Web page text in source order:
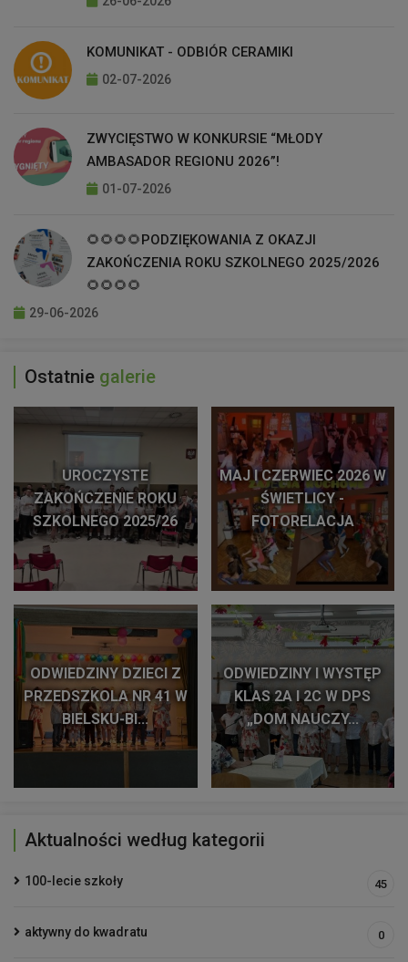
KOMUNIKAT - ODBIÓR CERAMIKI
02-07-2026
ZWYCIĘSTWO W KONKURSIE “MŁODY
AMBASADOR REGIONU 2026”!
01-07-2026
🌻🌻🌻🌻PODZIĘKOWANIA Z OKAZJI
ZAKOŃCZENIA ROKU SZKOLNEGO 2025/2026
🌻🌻🌻🌻
29-06-2026
Ostatnie galerie
UROCZYSTE
ZAKOŃCZENIE ROKU
SZKOLNEGO 2025/26
MAJ I CZERWIEC 2026 W
ŚWIETLICY -
FOTORELACJA
ODWIEDZINY DZIECI Z
PRZEDSZKOLA NR 41 W
BIELSKU-BI...
ODWIEDZINY I WYSTĘP
KLAS 2A I 2C W DPS
„DOM NAUCZY...
Aktualności według kategorii
100-lecie szkoły 45
aktywny do kwadratu 0